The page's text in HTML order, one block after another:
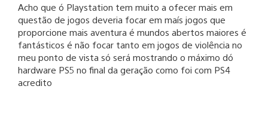
Acho que ó Playstation tem muito a ofecer mais em
questão de jogos deveria focar em maís jogos que
proporcione mais aventura é mundos abertos maiores é
fantásticos é não focar tanto em jogos de violência no
meu ponto de vista só será mostrando o máximo dó
hardware PS5 no final da geração como foi com PS4
acredito